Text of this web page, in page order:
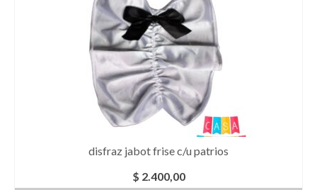
disfraz jabot frise c/u patrios
$ 2.400,00